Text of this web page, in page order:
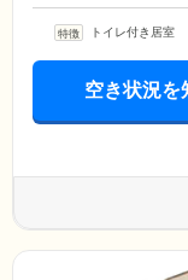
トイレ付き居室
空き状況を